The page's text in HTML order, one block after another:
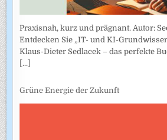
Praxisnah, kurz und prägnant. Autor:
Entdecken Sie „IT- und KI-
Klaus-Dieter Sedlacek – das perfekte
[...]
Grüne Energie der Zukunft